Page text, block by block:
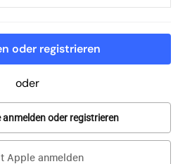
oder registrieren
oder
anmelden oder registrieren
Apple anmelden